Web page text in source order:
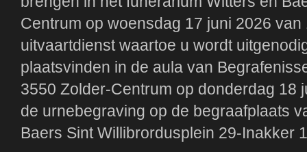
Centrum op woensdag 17 juni 2026
uitvaartdienst waartoe u wordt
plaatsvinden in de aula van
3550 Zolder-Centrum op donderdag 18
de urnebegraving op de begraafplaats
Baers Sint Willibrordusplein 29-Inakker